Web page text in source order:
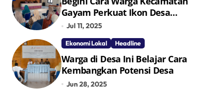
Gayam Perkuat Ikon Desa
Penggerak Ekonomi Lokal Melalui
TPID
Jul 11, 2025
Ekonomi Lokal Headline
Warga di Desa Ini Belajar Cara
Kembangkan Potensi Desa
Jun 28, 2025